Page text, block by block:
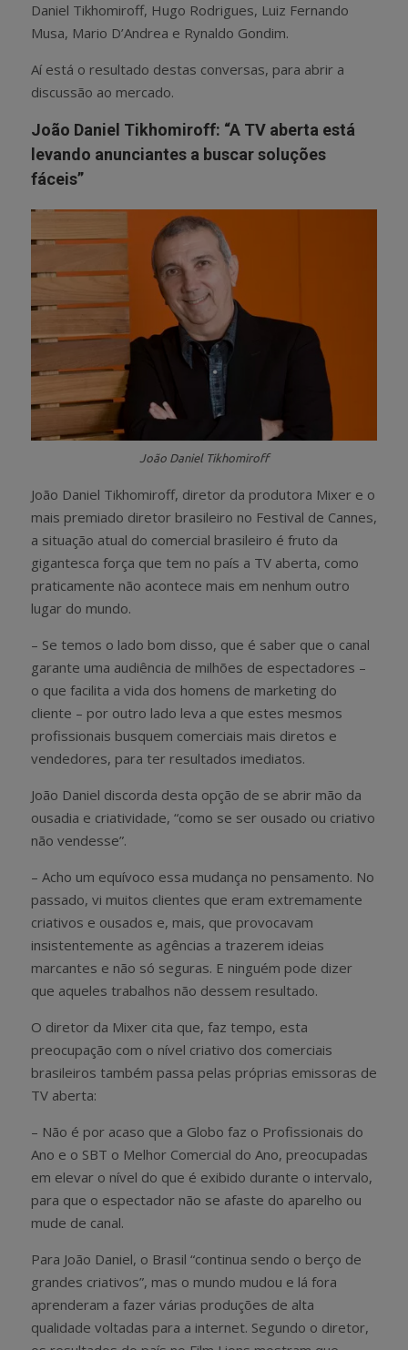
Daniel Tikhomiroff, Hugo Rodrigues, Luiz Fernando
Musa, Mario D’Andrea e Rynaldo Gondim.
Aí está o resultado destas conversas, para abrir a
discussão ao mercado.
João Daniel Tikhomiroff: “A TV aberta está
levando anunciantes a buscar soluções
fáceis”
João Daniel Tikhomiroff
João Daniel Tikhomiroff, diretor da produtora Mixer e o
mais premiado diretor brasileiro no Festival de Cannes,
a situação atual do comercial brasileiro é fruto da
gigantesca força que tem no país a TV aberta, como
praticamente não acontece mais em nenhum outro
lugar do mundo.
– Se temos o lado bom disso, que é saber que o canal
garante uma audiência de milhões de espectadores –
o que facilita a vida dos homens de marketing do
cliente – por outro lado leva a que estes mesmos
profissionais busquem comerciais mais diretos e
vendedores, para ter resultados imediatos.
João Daniel discorda desta opção de se abrir mão da
ousadia e criatividade, “como se ser ousado ou criativo
não vendesse”.
– Acho um equívoco essa mudança no pensamento. No
passado, vi muitos clientes que eram extremamente
criativos e ousados e, mais, que provocavam
insistentemente as agências a trazerem ideias
marcantes e não só seguras. E ninguém pode dizer
que aqueles trabalhos não dessem resultado.
O diretor da Mixer cita que, faz tempo, esta
preocupação com o nível criativo dos comerciais
brasileiros também passa pelas próprias emissoras de
TV aberta:
– Não é por acaso que a Globo faz o Profissionais do
Ano e o SBT o Melhor Comercial do Ano, preocupadas
em elevar o nível do que é exibido durante o intervalo,
para que o espectador não se afaste do aparelho ou
mude de canal.
Para João Daniel, o Brasil “continua sendo o berço de
grandes criativos”, mas o mundo mudou e lá fora
aprenderam a fazer várias produções de alta
qualidade voltadas para a internet. Segundo o diretor,